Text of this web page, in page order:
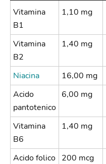
Vitamina
B1
1,10 mg
Vitamina
B2
1,40 mg
Niacina 16,00 mg
Acido
pantotenico
6,00 mg
Vitamina
B6
1,40 mg
Acido folico 200 mcg